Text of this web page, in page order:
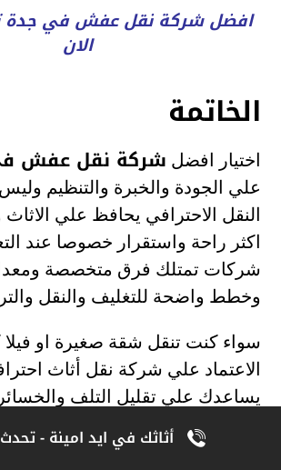
افضل شركة نقل عفش في جدة
الان
الخاتمة
اختيار افضل شركة نقل عفش
علي الجودة والخبرة والتنظيم
النقل الاحترافي يحافظ علي الاثاث
اكثر راحة واستقرار خصوصا عند
شركات تمتلك فرق متخصصة
وخطط واضحة للتغليف والنقل
سواء كنت تنقل شقة صغيرة او فيلا
الاعتماد علي شركة نقل أثاث
يساعدك علي تقليل التلف
العمل بطريقة منظمة وامنة
الاهتمام بالتفاصيل قبل النقل
أثاثك في ايد امينة -